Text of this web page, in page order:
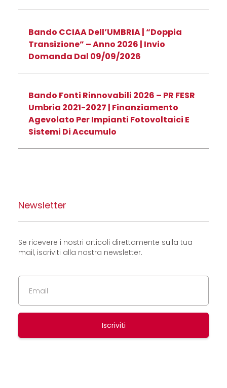
Bando CCIAA Dell’UMBRIA | “Doppia
Transizione” – Anno 2026 | Invio
Domanda Dal 09/09/2026
Bando Fonti Rinnovabili 2026 – PR FESR
Umbria 2021-2027 | Finanziamento
Agevolato Per Impianti Fotovoltaici E
Sistemi Di Accumulo
Newsletter
Se ricevere i nostri articoli direttamente sulla tua
mail, iscriviti alla nostra newsletter.
Iscriviti